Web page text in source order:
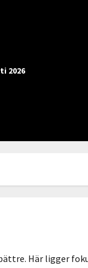
2026
Här ligger